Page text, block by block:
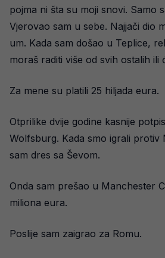
pojma ni šta su moji snovi. Samo
Vjerovao sam u sebe. Najjači dio
um. Kada sam došao u Teplice,
moraš raditi više od svih ostalih ili
Za mene su platili 25 hiljada eura.
Otprilike dvije godine kasnije
Wolfsburg. Kada smo igrali protiv
sam dres sa Ševom.
Onda sam prešao u Manchester
miliona eura.
Poslije sam zaigrao za Romu.